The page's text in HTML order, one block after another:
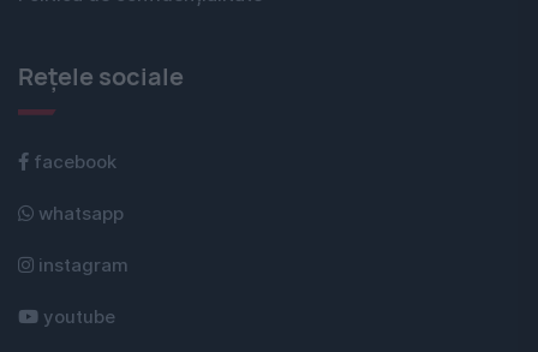
Rețele sociale
facebook
whatsapp
instagram
youtube